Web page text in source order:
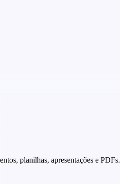
planilhas, apresentações e PDFs.